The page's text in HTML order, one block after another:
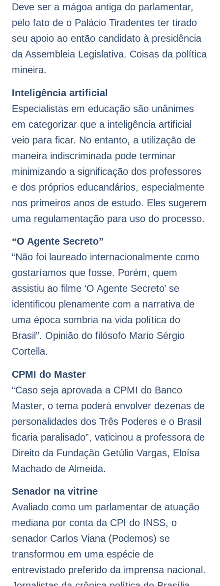
Deve ser a mágoa antiga do parlamentar,
pelo fato de o Palácio Tiradentes ter tirado
seu apoio ao então candidato à presidência
da Assembleia Legislativa. Coisas da política
mineira.
Inteligência artificial
Especialistas em educação são unânimes
em categorizar que a inteligência artificial
veio para ficar. No entanto, a utilização de
maneira indiscriminada pode terminar
minimizando a significação dos professores
e dos próprios educandários, especialmente
nos primeiros anos de estudo. Eles sugerem
uma regulamentação para uso do processo.
“O Agente Secreto”
“Não foi laureado internacionalmente como
gostaríamos que fosse. Porém, quem
assistiu ao filme ‘O Agente Secreto’ se
identificou plenamente com a narrativa de
uma época sombria na vida política do
Brasil”. Opinião do filósofo Mario Sérgio
Cortella.
CPMI do Master
“Caso seja aprovada a CPMI do Banco
Master, o tema poderá envolver dezenas de
personalidades dos Três Poderes e o Brasil
ficaria paralisado”, vaticinou a professora de
Direito da Fundação Getúlio Vargas, Eloísa
Machado de Almeida.
Senador na vitrine
Avaliado como um parlamentar de atuação
mediana por conta da CPI do INSS, o
senador Carlos Viana (Podemos) se
transformou em uma espécie de
entrevistado preferido da imprensa nacional.